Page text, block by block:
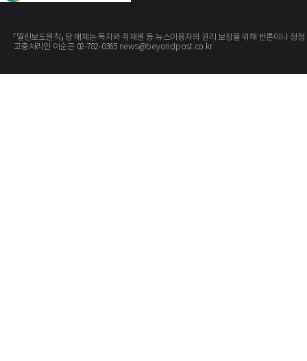
「열린보도원칙」 당 매체는 독자와 취재원 등 뉴스이용자의 권리 보장을 위해 반론이나
고충처리인 이순곤 02-782-0365 news@beyondpost.co.kr